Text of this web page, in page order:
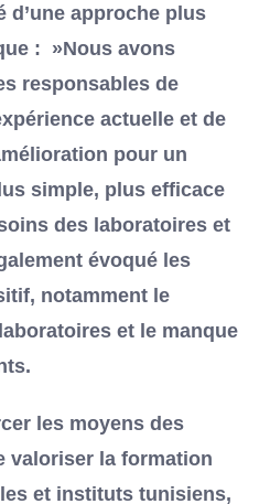
d’une approche plus
: »Nous avons
responsables de
actuelle et de
pour un
simple, plus efficace
des laboratoires et
évoqué les
notamment le
et le manque
les moyens des
valoriser la formation
et instituts tunisiens,